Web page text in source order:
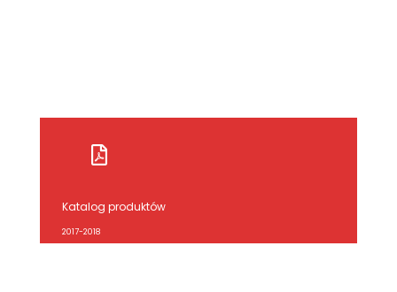
Katalog produktów
2017-2018